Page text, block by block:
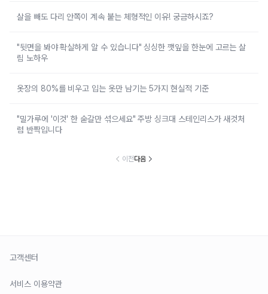
살을 빼도 다리 안쪽이 계속 붙는 체형적인 이유! 궁금하시죠?
"뒷면을 봐야 확실하게 알 수 있습니다" 싱싱한 깻잎을 한눈에 고르는 살
림 노하우
옷장의 80%를 비우고 입는 옷만 남기는 5가지 현실적 기준
"밀가루에 '이것' 한 숟갈만 섞으세요" 주방 싱크대 스테인리스가 새것처
럼 반짝입니다
이전다음
고객센터
서비스 이용약관